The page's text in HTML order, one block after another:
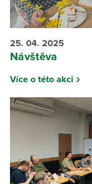
25. 04. 2025
Návštěva
Více o této akci